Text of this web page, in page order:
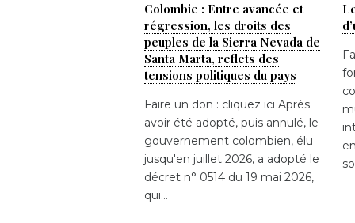
Colombie : Entre avancée et
régression, les droits des
peuples de la Sierra Nevada de
Santa Marta, reflets des
tensions politiques du pays
Faire un don : cliquez ici Après
avoir été adopté, puis annulé, le
gouvernement colombien, élu
jusqu'en juillet 2026, a adopté le
décret n° 0514 du 19 mai 2026,
qui…